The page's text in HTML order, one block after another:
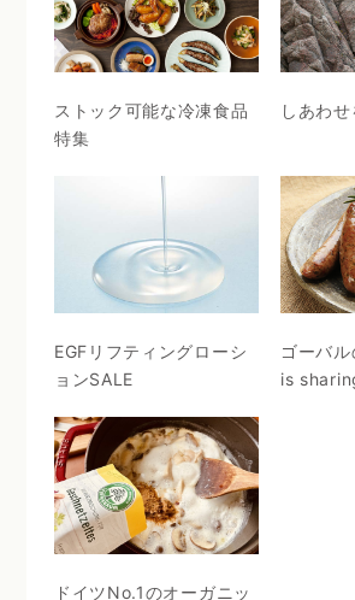
ストック可能な冷凍食品
特集
しあわ
EGFリフティングローシ
ョンSALE
ゴーバ
is
ドイツNo.1のオーガニッ